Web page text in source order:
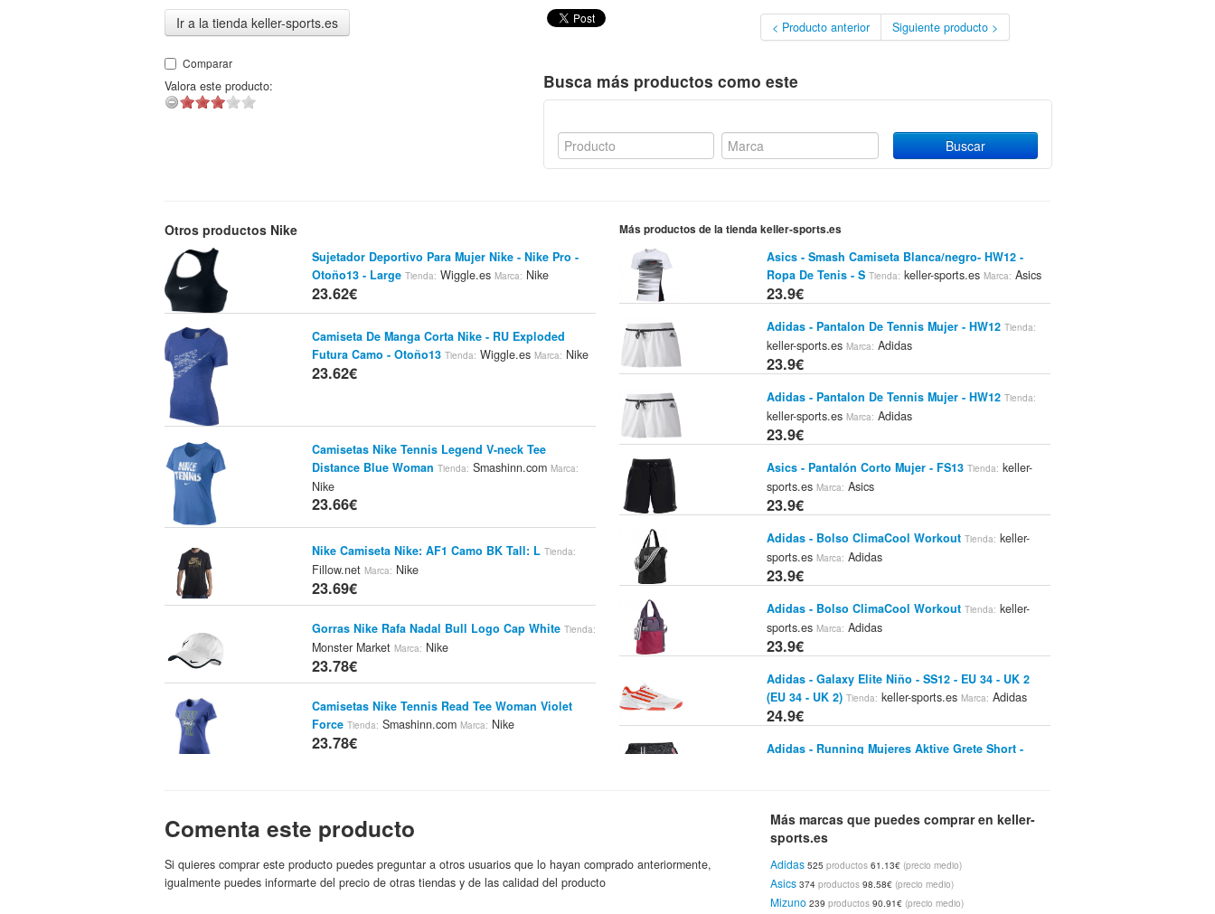
Ir a la tienda keller-sports.es
Comparar
Valora este producto:
< Producto anterior Siguiente producto >
Busca más productos como este
Otros productos Nike
Sujetador Deportivo Para Mujer Nike - Nike Pro -
Otoño13 - Large Tienda: Wiggle.esMarca: Nike
23.62€
Camiseta De Manga Corta Nike - RU Exploded
Futura Camo - Otoño13 Tienda: Wiggle.esMarca: Nike
23.62€
Camisetas Nike Tennis Legend V-neck Tee
Distance Blue Woman Tienda: Smashinn.comMarca:
Nike
23.66€
Nike Camiseta Nike: AF1 Camo BK Tall: L Tienda:
Fillow.netMarca: Nike
23.69€
Gorras Nike Rafa Nadal Bull Logo Cap White Tienda:
Monster MarketMarca: Nike
23.78€
Camisetas Nike Tennis Read Tee Woman Violet
Force Tienda: Smashinn.comMarca: Nike
23.78€
23.84€
Deportivas Niños Nike Lykin 11 Btv Niños Tienda:
Sarenza.es Marca:Nike
Más productos de la tienda keller-sports.es
Asics - Smash Camiseta Blanca/negro- HW12 -
Ropa De Tenis - S Tienda: keller-sports.es Marca: Asics
23.9€
Adidas - Pantalon De Tennis Mujer - HW12 Tienda:
keller-sports.es Marca: Adidas
23.9€
Adidas - Pantalon De Tennis Mujer - HW12 Tienda:
keller-sports.es Marca: Adidas
23.9€
Asics - Pantalón Corto Mujer - FS13 Tienda: keller-
sports.es Marca: Asics
23.9€
Adidas - Bolso ClimaCool Workout Tienda: keller-
sports.es Marca: Adidas
23.9€
Adidas - Bolso ClimaCool Workout Tienda: keller-
sports.es Marca: Adidas
23.9€
Adidas - Galaxy Elite Niño - SS12 - EU 34 - UK 2
(EU 34 - UK 2) Tienda: keller-sports.es Marca: Adidas
24.9€
Adidas - Running Mujeres Aktive Grete Short -
Adidas - Men Barricade Team Traditional Polo -
Blanco/azul - M
Asics - Break Polo Mujer - Blanco - HW12 - Ropa
De Tenis - Tienda:keller-sports.esMarca:
Comenta este producto
Si quieres comprar este producto puedes preguntar a otros usuarios que lo hayan comprado anteriormente,
igualmente puedes informarte del precio de otras tiendas y de las calidad del producto
Más marcas que puedes comprar en keller-
sports.es
Adidas 525productos 61.13€ (precio medio)
Asics 374productos 98.58€ (precio medio)
Mizuno 239productos 90.91€ (precio medio)